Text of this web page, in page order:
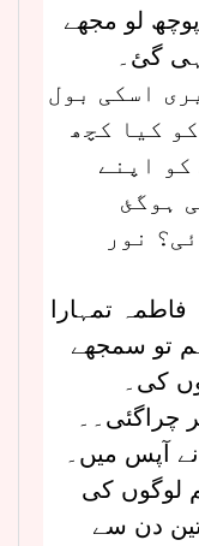
لو مجھے
گئ۔
اسکی بول
کیا کچھ
کو اپنے
ہوگئ
نور
فاطمہ تمہارا
ہم تو سمجھے
کی۔
چراگئی۔۔
آپس میں۔
لوگوں کی
دن سے